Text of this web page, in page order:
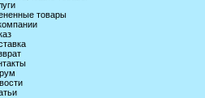
товары